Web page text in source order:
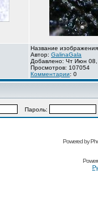
Название
Автор: GalinaGala
Добавлено: Чт Июн
Просмотров: 107054
Комментарии: 0
Пароль:
Powered by